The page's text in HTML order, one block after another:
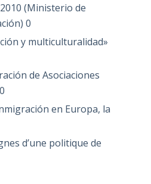
(Ministerio de
0
y multiculturalidad»
de Asociaciones
0
en Europa, la
d’une politique de